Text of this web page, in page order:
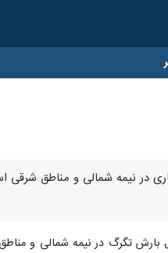
در نیمه شمالی و مناطق شرقی
بارش تگرگ در نیمه شمالی و